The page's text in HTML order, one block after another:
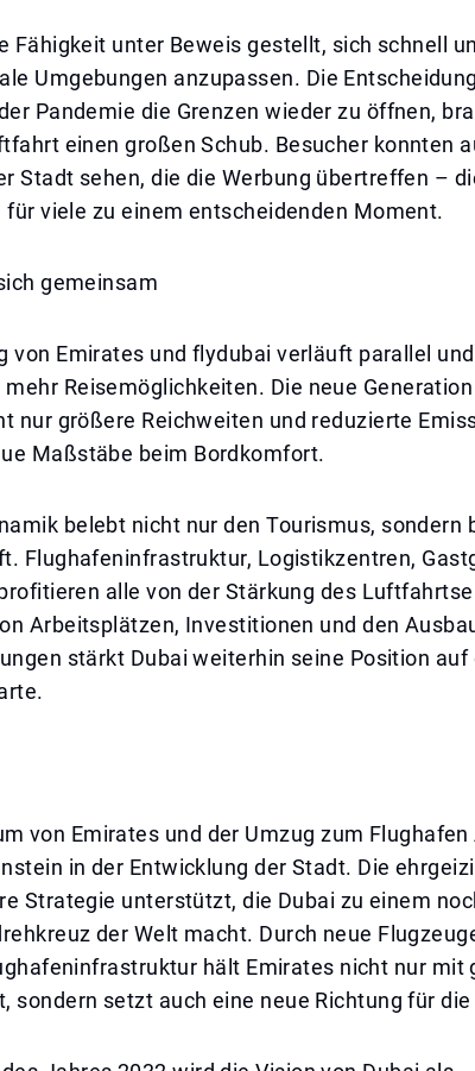
Fähigkeit unter Beweis gestellt, sich schnell
Umgebungen anzupassen. Die
Pandemie die Grenzen wieder zu öffnen,
einen großen Schub. Besucher konnten
Stadt sehen, die die Werbung übertreffen –
viele zu einem entscheidenden Moment.
gemeinsam
von Emirates und flydubai verläuft parallel
Reisemöglichkeiten. Die neue
nur größere Reichweiten und reduzierte
Maßstäbe beim Bordkomfort.
belebt nicht nur den Tourismus, sondern
Flughafeninfrastruktur, Logistikzentren,
alle von der Stärkung des
Arbeitsplätzen, Investitionen und den
stärkt Dubai weiterhin seine Position auf
von Emirates und der Umzug zum Flughafen
in der Entwicklung der Stadt. Die
Strategie unterstützt, die Dubai zu einem
der Welt macht. Durch neue
hält Emirates nicht nur mit
sondern setzt auch eine neue Richtung für die